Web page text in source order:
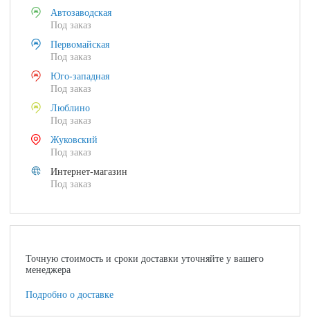
Автозаводская
Под заказ
Первомайская
Под заказ
Юго-западная
Под заказ
Люблино
Под заказ
Жуковский
Под заказ
Интернет-магазин
Под заказ
Точную стоимость и сроки доставки уточняйте у вашего
менеджера
Подробно о доставке